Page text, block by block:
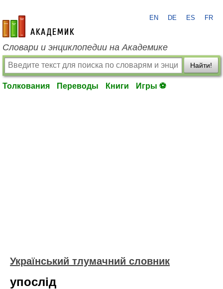
academic.ru
EN DE ES FR
Словари и энциклопедии на Академике
Найти!
Толкования Переводы Книги Игры ⚽
Український тлумачний словник
упослід